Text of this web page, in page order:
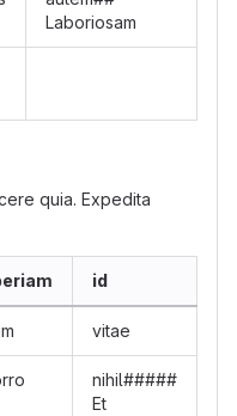
Laboriosam
quia. Expedita
id
vitae
nihil#####
Et